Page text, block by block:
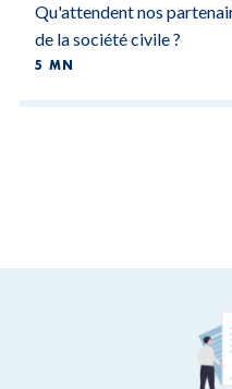
Qu'attendent nos
de la société civile ?
5 MN